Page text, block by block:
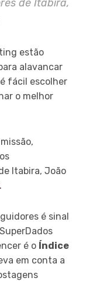
de Itabira,
estão
alavancar
fácil escolher
o melhor
Itabira, João
é sinal
é o Índice
em conta a